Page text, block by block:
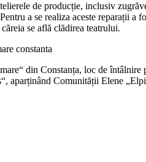
de producție, inclusiv
a se realiza aceste reparații
se află clădirea teatrului.
din Constanța, loc de
aparținând Comunității Elene